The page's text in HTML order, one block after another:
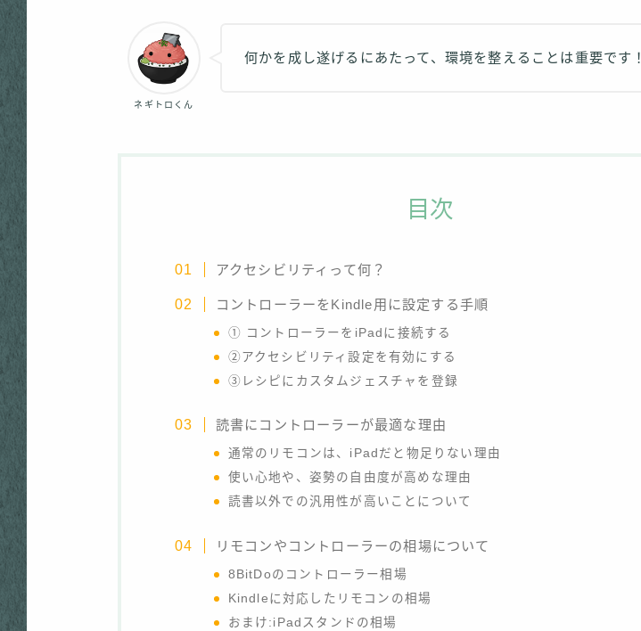
ネギトロくん
何かを成し遂げるにあたって、環境を整えることは重要です！
目次
アクセシビリティって何？
コントローラーをKindle用に設定する手順
① コントローラーをiPadに接続する
②アクセシビリティ設定を有効にする
③レシピにカスタムジェスチャを登録
読書にコントローラーが最適な理由
通常のリモコンは、iPadだと物足りない理由
使い心地や、姿勢の自由度が高めな理由
読書以外での汎用性が高いことについて
リモコンやコントローラーの相場について
8BitDoのコントローラー相場
Kindleに対応したリモコンの相場
おまけ:iPadスタンドの相場